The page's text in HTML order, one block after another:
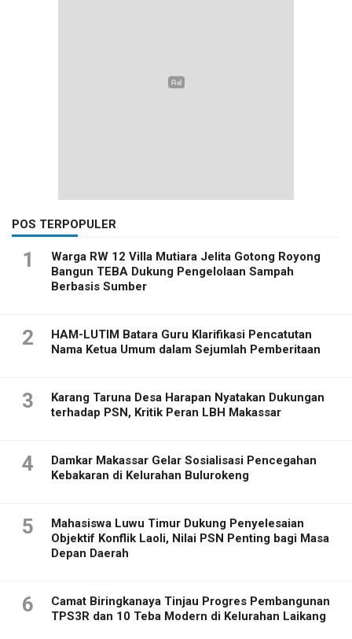
POS TERPOPULER
1
Warga RW 12 Villa Mutiara Jelita Gotong Royong
Bangun TEBA Dukung Pengelolaan Sampah
Berbasis Sumber
2
HAM-LUTIM Batara Guru Klarifikasi Pencatutan
Nama Ketua Umum dalam Sejumlah Pemberitaan
3
Karang Taruna Desa Harapan Nyatakan Dukungan
terhadap PSN, Kritik Peran LBH Makassar
4
Damkar Makassar Gelar Sosialisasi Pencegahan
Kebakaran di Kelurahan Bulurokeng
5
Mahasiswa Luwu Timur Dukung Penyelesaian
Objektif Konflik Laoli, Nilai PSN Penting bagi Masa
Depan Daerah
6
Camat Biringkanaya Tinjau Progres Pembangunan
TPS3R dan 10 Teba Modern di Kelurahan Laikang